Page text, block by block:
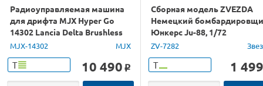
Радиоуправляемая машина
для дрифта MJX Hyper Go
14302 Lancia Delta Brushless
4WD 2.4G LED 1/14 RTR
MJX-14302 MJX
Т 10 490 o
Сборная модель ZVEZDA
Немецкий
Юнкерс Ju-88, 1/72
ZV-7282
Т 1 499